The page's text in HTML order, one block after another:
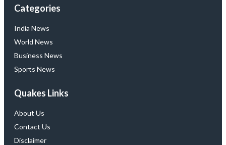
Categories
India News
World News
Business News
Sports News
Quakes Links
About Us
Contact Us
Disclaimer